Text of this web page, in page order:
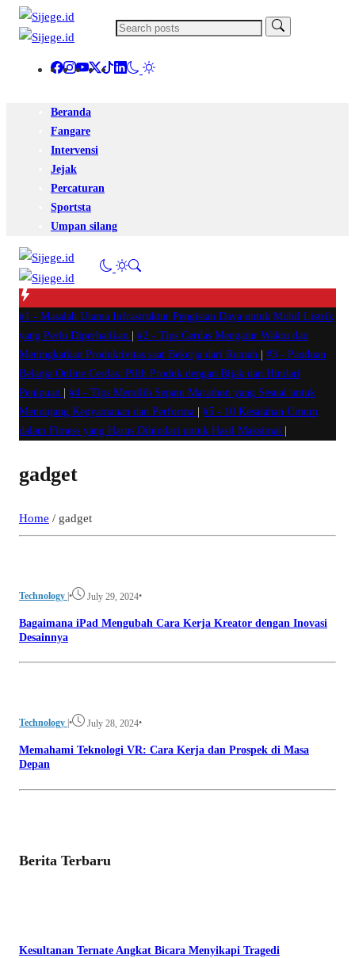
Beranda
Fangare
Intervensi
Jejak
Percaturan
Sportsta
Umpan silang
#1 - Masalah Utama Infrastruktur Pengisian Daya untuk Mobil Listrik
yang Perlu Diperhatikan
#2 - Tips Cerdas Mengatur Waktu dan
Meningkatkan Produktivitas saat Bekerja dari Rumah
#3 - Panduan
Belanja Online Cerdas: Pilih Produk dengan Bijak dan Hindari
Penipuan
#4 - Tips Memilih Sepatu Marathon yang Sesuai untuk
Menunjang Kenyamanan dan Performa
#5 - 10 Kesalahan Umum
dalam Fitness yang Harus Dihindari untuk Hasil Maksimal
gadget
Home / gadget
Technology |• July 29, 2024•
Bagaimana iPad Mengubah Cara Kerja Kreator dengan Inovasi
Desainnya
Technology • July 28, 2024•
Memahami Teknologi VR: Cara Kerja dan Prospek di Masa
Depan
Berita Terbaru
Kesultanan Ternate Angkat Bicara Menyikapi Tragedi